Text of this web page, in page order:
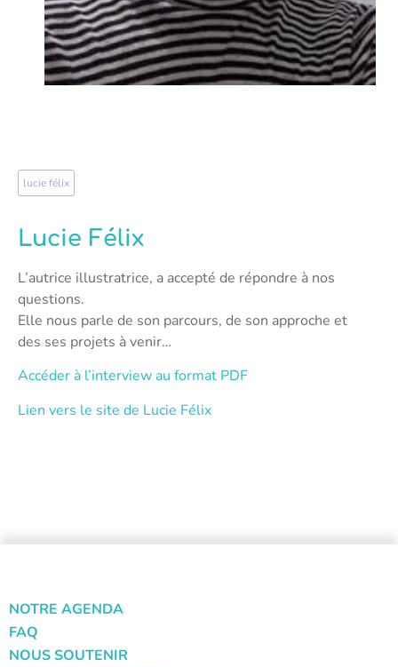
lucie félix
Lucie Félix
L’autrice illustratrice, a accepté de répondre à nos
questions.
Elle nous parle de son parcours, de son approche et
des ses projets à venir…
Accéder à l’interview au format PDF
Lien vers le site de Lucie Félix
NOTRE AGENDA
FAQ
NOUS SOUTENIR